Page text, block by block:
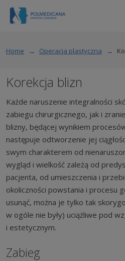
Home Operacja plastyczna
Korekcja blizn
Każde naruszenie integralności
zabiegu chirurgicznego, jak i
blizny, będącej wynikiem
następuje odtworzenie jej
swym charakterem od
wygląd i wielkość zależą od
pacjenta, od umieszczenia i
okoliczności powstania i procesu
usunąć, można je tylko tak
w ogóle nie były) uciążliwe pod
i estetycznym.
Zabieg